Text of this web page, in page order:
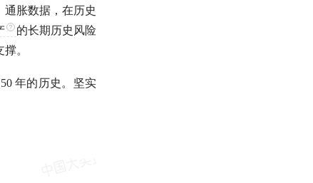
通胀数据，在历史
的长期历史风险
。
年的历史。坚实